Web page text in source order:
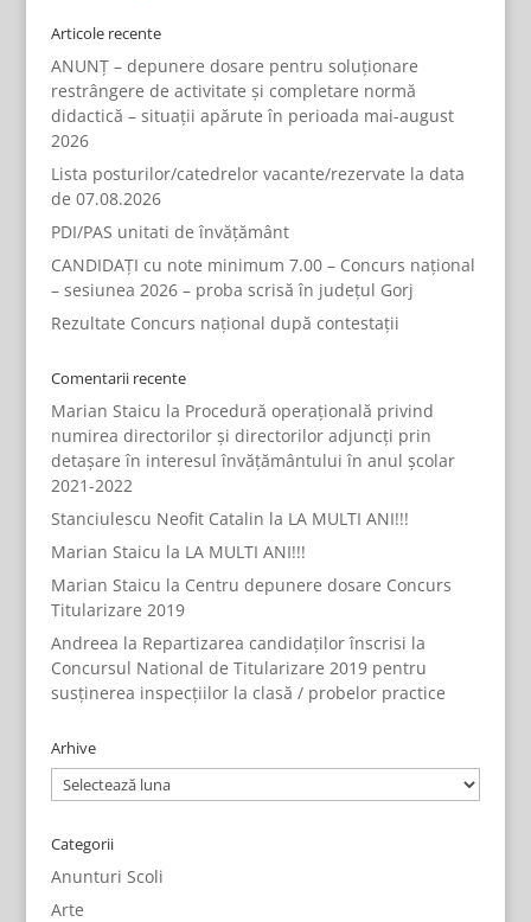
Articole recente
ANUNȚ – depunere dosare pentru soluționare
restrângere de activitate și completare normă
didactică – situații apărute în perioada mai-august
2026
Lista posturilor/catedrelor vacante/rezervate la data
de 07.08.2026
PDI/PAS unitati de învățământ
CANDIDAȚI cu note minimum 7.00 – Concurs național
– sesiunea 2026 – proba scrisă în județul Gorj
Rezultate Concurs național după contestații
Comentarii recente
Marian Staicu la Procedură operațională privind
numirea directorilor și directorilor adjuncți prin
detașare în interesul învățământului în anul școlar
2021-2022
Stanciulescu Neofit Catalin la LA MULTI ANI!!!
Marian Staicu la LA MULTI ANI!!!
Marian Staicu la Centru depunere dosare Concurs
Titularizare 2019
Andreea la Repartizarea candidaților înscrisi la
Concursul National de Titularizare 2019 pentru
susținerea inspecțiilor la clasă / probelor practice
Arhive
Arhive
Categorii
Anunturi Scoli
Arte